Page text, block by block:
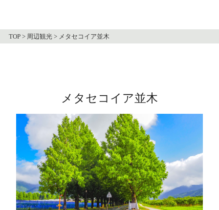
TOP > 周辺観光 > メタセコイア並木
メタセコイア並木